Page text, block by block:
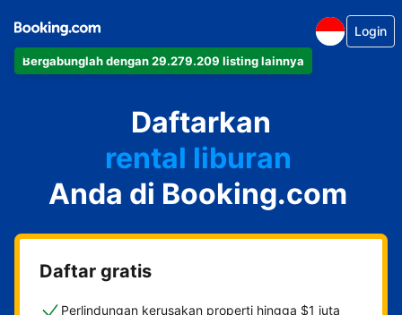
Bergabunglah dengan 29.279.209 listing lainnya
Login
Daftarkan
apartemen
hotel
rental liburan
guest house
bed & breakfast
Anda di Booking.com
Daftar gratis
Perlindungan kerusakan properti hingga $1 juta